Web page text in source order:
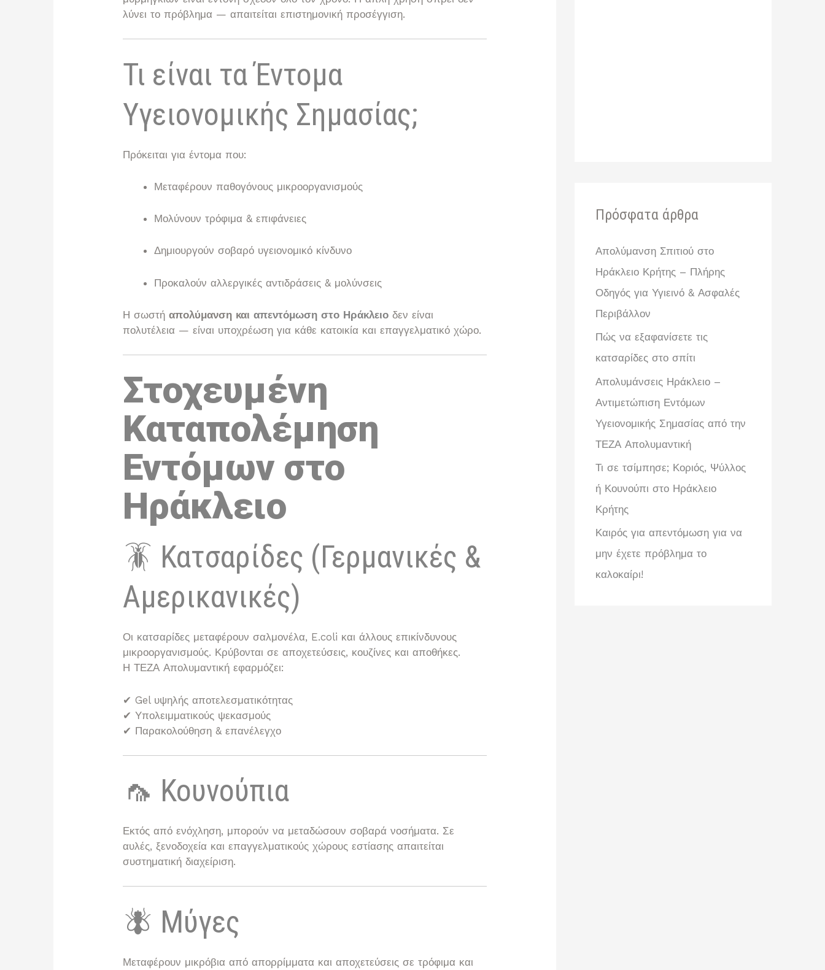
λύνει το πρόβλημα — απαιτείται επιστημονική προσέγγιση.
Τι είναι τα Έντομα
Υγειονομικής Σημασίας;
Πρόκειται για έντομα που:
Μεταφέρουν παθογόνους μικροοργανισμούς
Μολύνουν τρόφιμα & επιφάνειες
Δημιουργούν σοβαρό υγειονομικό κίνδυνο
Προκαλούν αλλεργικές αντιδράσεις & μολύνσεις
Η σωστήαπολύμανση καιαπεντόμωση στο Ηράκλειο δεν είναι
πολυτέλεια — είναι υποχρέωση για κάθε κατοικία και επαγγελματικό χώρο.
Στοχευμένη
Καταπολέμηση
Εντόμων στο
Ηράκλειο
🪳 Κατσαρίδες (Γερμανικές &
Αμερικανικές)
Οι κατσαρίδες μεταφέρουν σαλμονέλα, E.coli και άλλους επικίνδυνους
μικροοργανισμούς. Κρύβονται σε αποχετεύσεις, κουζίνες και αποθήκες.
Η ΤΕΖΑ Απολυμαντική εφαρμόζει:
✔ Gel υψηλής αποτελεσματικότητας
✔ Υπολειμματικούς ψεκασμούς
✔ Παρακολούθηση & επανέλεγχο
🦟 Κουνούπια
Εκτός από ενόχληση, μπορούν να μεταδώσουν σοβαρά νοσήματα. Σε
αυλές, ξενοδοχεία και επαγγελματικούς χώρους εστίασης απαιτείται
συστηματική διαχείριση.
🪰 Μύγες
Μεταφέρουν μικρόβια από απορρίμματα και αποχετεύσεις σε τρόφιμα και
Πρόσφατα άρθρα
Απολύμανση Σπιτιού στο
Ηράκλειο Κρήτης – Πλήρης
Οδηγός για Υγιεινό & Ασφαλές
Περιβάλλον
Πώς να εξαφανίσετε τις
κατσαρίδες στο σπίτι
Απολυμάνσεις Ηράκλειο –
Αντιμετώπιση Εντόμων
Υγειονομικής Σημασίας από την
ΤΕΖΑ Απολυμαντική
Τι σε τσίμπησε; Κοριός, Ψύλλος
ή Κουνούπι στο Ηράκλειο
Κρήτης
Καιρός για απεντόμωση για να
μην έχετε πρόβλημα το
καλοκαίρι!